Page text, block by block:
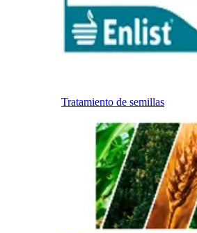
Tratamiento de semillas